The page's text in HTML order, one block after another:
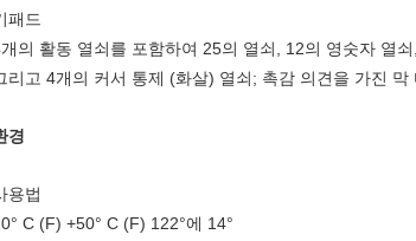
패드
의 활동 열쇠를 포함하여 25의 열쇠, 12의 영숫자 열
리고 4개의 커서 통제 (화살) 열쇠; 촉감 의견을 가진 막
경
용법
C (F) +50° C (F) 122°에 14°